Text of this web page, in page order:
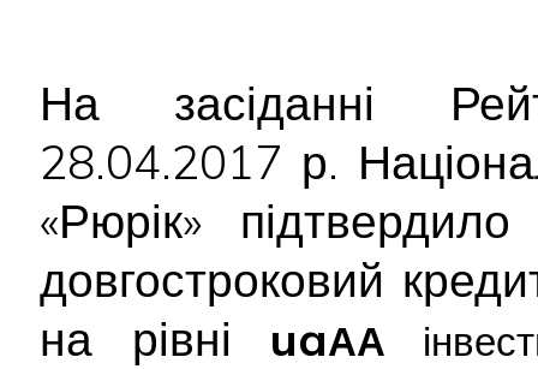
На засіданні
28.04.2017 р.
«Рюрік»
довгостроковий
на рівні uaAA